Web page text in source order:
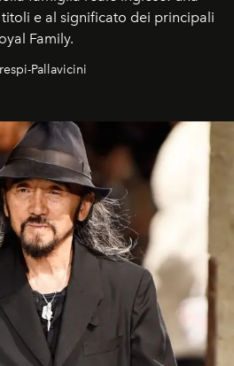
e al significato dei principali
Family.
Pallavicini